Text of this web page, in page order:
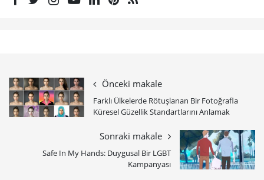
Önceki makale
Farklı Ülkelerde Rötuşlanan Bir Fotoğrafla
Küresel Güzellik Standartlarını Anlamak
Sonraki makale
Safe In My Hands: Duygusal Bir LGBT
Kampanyası